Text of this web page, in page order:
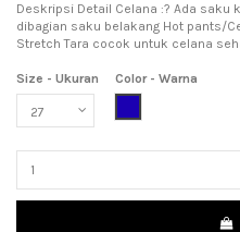
Deskripsi Detail Celana :? Ada
dibagian saku belakang Hot pants/
Stretch Tara cocok untuk celana
Size - Ukuran
Color - Warna